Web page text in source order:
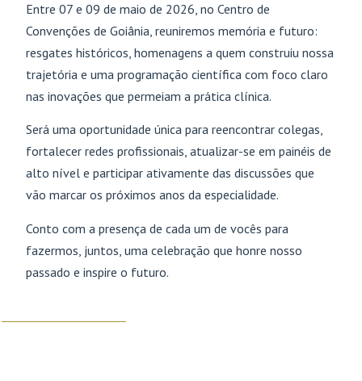
Entre 07 e 09 de maio de 2026, no Centro de
Convenções de Goiânia, reuniremos memória e futuro:
resgates históricos, homenagens a quem construiu nossa
trajetória e uma programação científica com foco claro
nas inovações que permeiam a prática clínica.
Será uma oportunidade única para reencontrar colegas,
fortalecer redes profissionais, atualizar-se em painéis de
alto nível e participar ativamente das discussões que
vão marcar os próximos anos da especialidade.
Conto com a presença de cada um de vocês para
fazermos, juntos, uma celebração que honre nosso
passado e inspire o futuro.